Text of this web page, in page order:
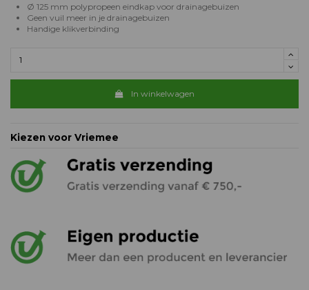
Ø 125 mm polypropeen eindkap voor drainagebuizen
Geen vuil meer in je drainagebuizen
Handige klikverbinding
In winkelwagen
Kiezen voor Vriemee